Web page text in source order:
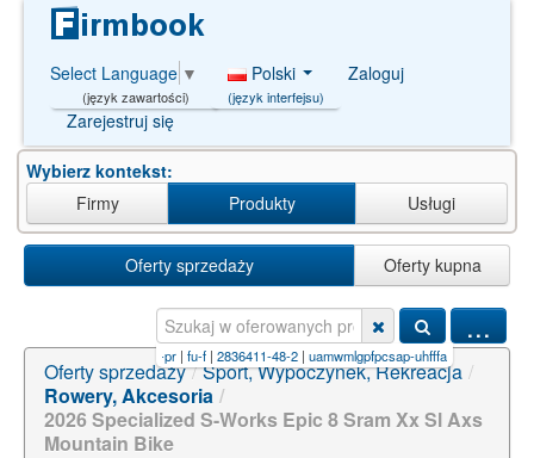
Select Language ▼
(język zawartości)
Polski
(język interfejsu)
Zaloguj
Zarejestruj się
Wybierz kontekst:
Firmy
Produkty Usługi
Oferty sprzedaży Oferty kupna
...
(2-phenylethyl)-4-(n-pr |fu-f|2836411-48-2|uamwmlgpfpcsap-uhfffaoysa-n
Oferty sprzedaży / Sport, Wypoczynek, Rekreacja /
Rowery, Akcesoria /
2026 Specialized S-Works Epic 8 Sram Xx Sl Axs
Mountain Bike